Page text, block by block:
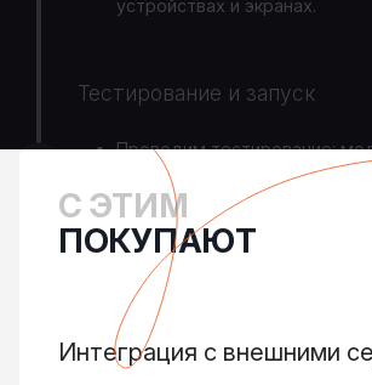
устройствах и экранах.
Тестирование и запуск
Проводим тестирование:
и end-to-end тесты.
Разворачиваем сайт на
боевой домен.
С ЭТИМ
ПОКУПАЮТ
Интеграция с внешними